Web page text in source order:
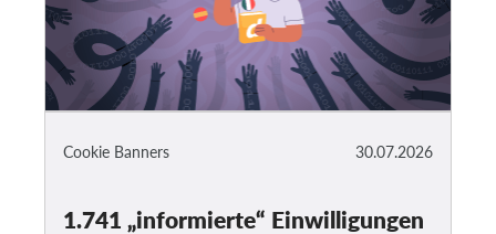
30.07.2026
Cookie Banners
1.741 „informierte“ Einwilligungen